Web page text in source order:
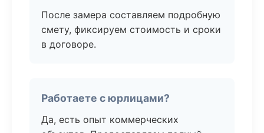
После замера составляем подробную
смету, фиксируем стоимость и сроки
в договоре.
Работаете с юрлицами?
Да, есть опыт коммерческих